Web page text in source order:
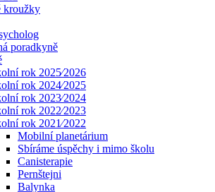
kroužky
poradkyně
rok 2025⁄2026
rok 2024⁄2025
rok 2023⁄2024
rok 2022⁄2023
rok 2021⁄2022
Mobilní planetárium
Sbíráme úspěchy i mimo školu
Canisterapie
Pernštejni
Balynka